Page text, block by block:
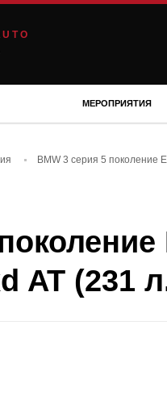
МЕРОПРИЯТИЯ
BMW 3 серия 5 поколение
AT (231